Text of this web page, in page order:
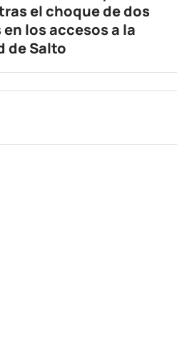
el choque de dos
los accesos a la
de Salto